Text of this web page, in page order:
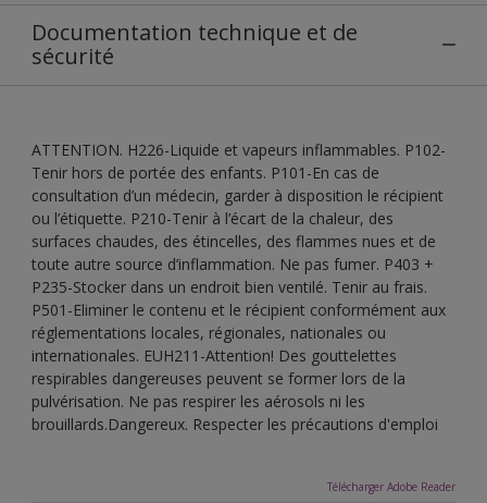
Documentation technique et de
sécurité
ATTENTION. H226-Liquide et vapeurs inflammables. P102-
Tenir hors de portée des enfants. P101-En cas de
consultation d’un médecin, garder à disposition le récipient
ou l’étiquette. P210-Tenir à l’écart de la chaleur, des
surfaces chaudes, des étincelles, des flammes nues et de
toute autre source d’inflammation. Ne pas fumer. P403 +
P235-Stocker dans un endroit bien ventilé. Tenir au frais.
P501-Eliminer le contenu et le récipient conformément aux
réglementations locales, régionales, nationales ou
internationales. EUH211-Attention! Des gouttelettes
respirables dangereuses peuvent se former lors de la
pulvérisation. Ne pas respirer les aérosols ni les
brouillards.Dangereux. Respecter les précautions d'emploi
Télécharger Adobe Reader